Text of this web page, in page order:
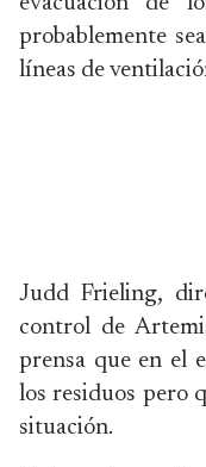
probablemente
líneas de
Judd Frieling,
control de
prensa que en el
los residuos pero
situación.